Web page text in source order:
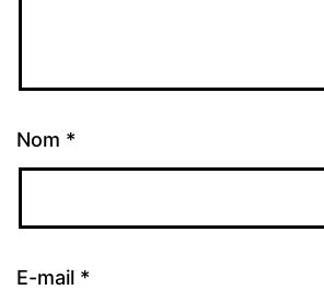
Nom *
E-mail *